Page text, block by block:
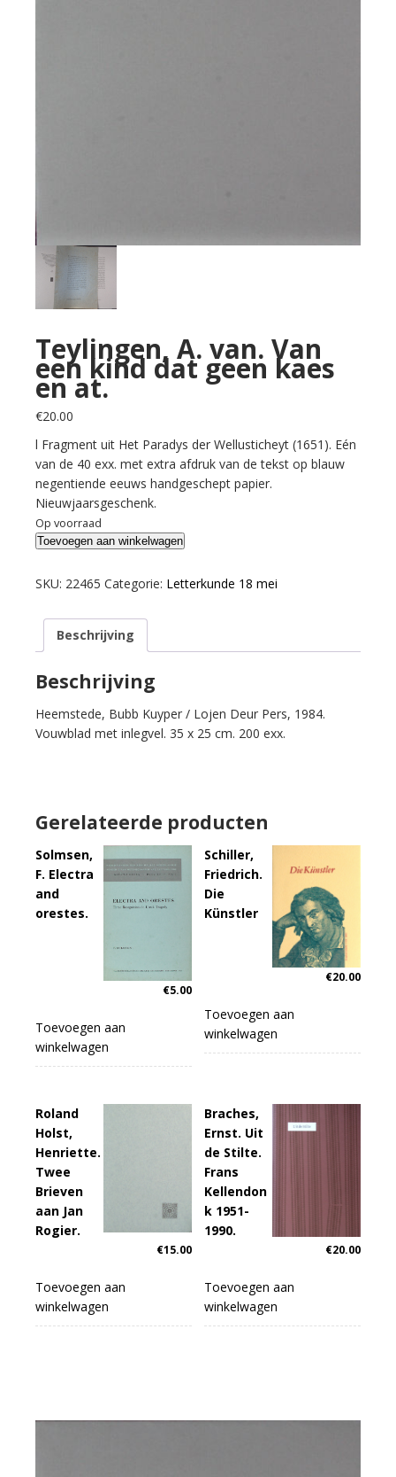
Teylingen, A. van. Van
een kind dat geen kaes
en at.
€20.00
l Fragment uit Het Paradys der Wellusticheyt (1651). Eén
van de 40 exx. met extra afdruk van de tekst op blauw
negentiende eeuws handgeschept papier.
Nieuwjaarsgeschenk.
Op voorraad
Teylingen,
van.
een
dat
geen
en
at.
Toevoegen aan winkelwagen
SKU: 22465 Categorie: Letterkunde 18 mei
Beschrijving
Beschrijving
Heemstede, Bubb Kuyper / Lojen Deur Pers, 1984.
Vouwblad met inlegvel. 35 x 25 cm. 200 exx.
Gerelateerde producten
Solmsen,
F. Electra
and
orestes.
€5.00
Toevoegen aan
winkelwagen
Schiller,
Friedrich.
Die
Künstler
€20.00
Toevoegen aan
winkelwagen
Roland
Holst,
Henriette.
Twee
Brieven
aan Jan
Rogier.
€15.00
Toevoegen aan
winkelwagen
Braches,
Ernst. Uit
de Stilte.
Frans
Kellendon
k 1951-
1990.
€20.00
Toevoegen aan
winkelwagen